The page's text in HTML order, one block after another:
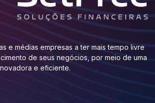
e médias empresas a ter mais tempo livre
de seus negócios, por meio de uma
e eficiente.